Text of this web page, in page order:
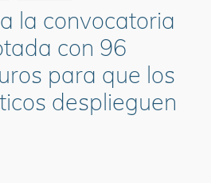
la convocatoria
con 96
para que los
desplieguen